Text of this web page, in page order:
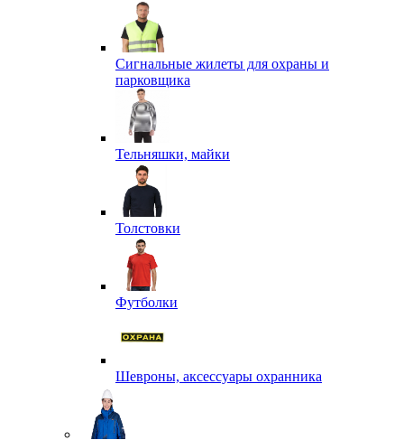
Сигнальные жилеты для охраны и
парковщика
Тельняшки, майки
Толстовки
Футболки
Шевроны, аксессуары охранника